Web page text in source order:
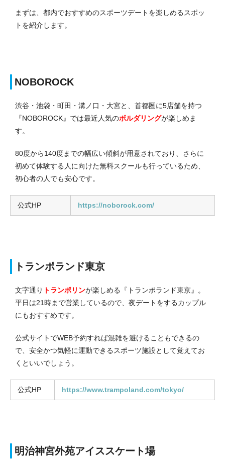
まずは、都内でおすすめのスポーツデートを楽しめるスポッ
トを紹介します。
NOBOROCK
渋谷・池袋・町田・溝ノ口・大宮と、首都圏に5店舗を持つ
『NOBOROCK』では最近人気のボルダリングが楽しめま
す。
80度から140度までの幅広い傾斜が用意されており、さらに
初めて体験する人に向けた無料スクールも行っているため、
初心者の人でも安心です。
公式HP https://noborock.com/
トランポランド東京
文字通り トランポリンが楽しめる『トランポランド東京』。
平日は21時まで営業しているので、夜デートをするカップル
にもおすすめです。
公式サイトでWEB予約すれば混雑を避けることもできるの
で、安全かつ気軽に運動できるスポーツ施設として覚えてお
くといいでしょう。
公式HP https://www.trampoland.com/tokyo/
明治神宮外苑アイススケート場